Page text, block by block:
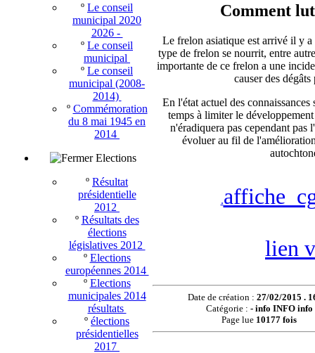
º Le conseil
municipal 2020
2026 -
º Le conseil
municipal
º Le conseil
municipal (2008-
2014)
º Commémoration
du 8 mai 1945 en
2014
Elections
º Résultat
présidentielle
2012
º Résultats des
élections
législatives 2012
º Elections
européennes 2014
º Elections
municipales 2014
résultats
º élections
présidentielles
2017
Comment
Le frelon asiatique est arrivé il y a
type de frelon se nourrit, entre
importante de ce frelon a une
causer des
En l'état actuel des
temps à limiter le
n'éradiquera pas cependant pas
évoluer au fil de
.
lien
Date de création :27/02/2015 .
Catégorie : - info INFO info
Page lue 10177 fois